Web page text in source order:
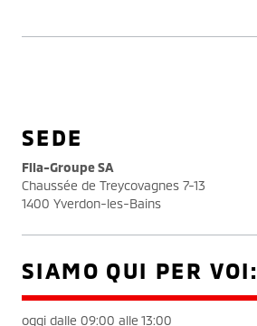
SEDE
Fila-Groupe SA
Chaussée de Treycovagnes 7-13
1400 Yverdon-les-Bains
SIAMO QUI PER VOI:
oggi dalle 09:00 alle 13:00